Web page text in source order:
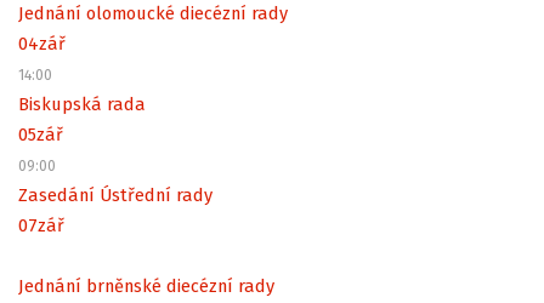
Jednání olomoucké diecézní rady
04zář
14:00
Biskupská rada
05zář
09:00
Zasedání Ústřední rady
07zář
Jednání brněnské diecézní rady